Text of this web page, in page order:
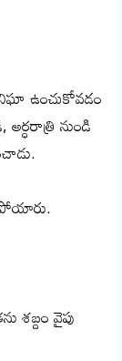
ఉంచుకోవడం
నుండి
శబ్దం వైపు